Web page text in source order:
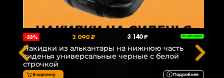
-33% 2 090 ₽ 3 140 ₽ В НАЛИЧИИ
Накидки из алькантары на нижнюю часть
сиденья универсальные черные с белой
строчкой
В корзину Подробнее